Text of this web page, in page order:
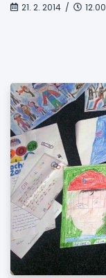
21. 2. 2014 / 12.00